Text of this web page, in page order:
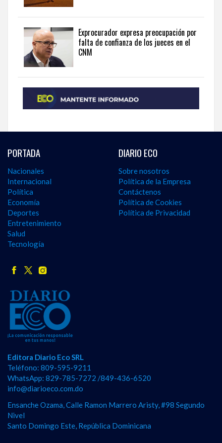
Exprocurador expresa preocupación por
falta de confianza de los jueces en el
CNM
PORTADA
Nacionales
Internacional
Política
Economía
Deportes
Entretenimiento
Salud
Tecnología
DIARIO ECO
Sobre nosotros
Política de la Empresa
Contáctenos
Política de Cookies
Política de Privacidad
Editora Diario Eco SRL
Teléfono: 809-595-9211
WhatsApp: 829-785-7272 /849-436-6520
info@diarioeco.com.do
Ensanche Ozama, Calle Ramon Marrero Aristy, #98 Segundo
Nivel
Santo Domingo Este, República Dominicana